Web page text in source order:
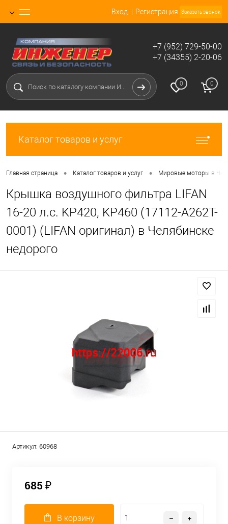
Вход Регистрация Заказать звонок
+7 (952) 729-50-00
+7 (34355) 2-20-06
0 0
Каталог товаров и услуг
Главная страница • Каталог товаров и услуг • Мировые моторы в
Крышка воздушного фильтра LIFAN
16-20 л.с. KP420, KP460 (17112-A262T-
0001) (LIFAN оригинал) в Челябинске
недорого
Артикул: 60968
685 ₽
В корзину